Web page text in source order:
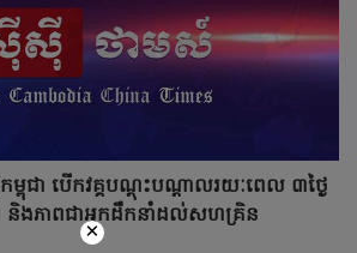
ជា បើកវគ្គបណ្តុះបណ្តាលរយៈពេល ៣ថ្ងៃ
និងភាពជាអ្នកដឹកនាំដល់សហគ្រិន
×